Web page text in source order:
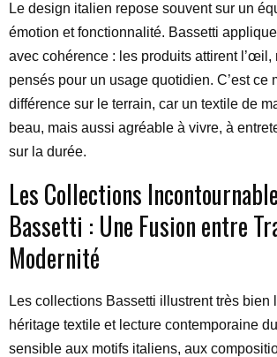
Le design italien repose souvent sur un
émotion et fonctionnalité. Bassetti
avec cohérence : les produits attirent l’œil,
pensés pour un usage quotidien. C’est ce
différence sur le terrain, car un textile de
beau, mais aussi agréable à vivre, à
sur la durée.
Les Collections
Bassetti : Une Fusion entre
Modernité
Les collections Bassetti illustrent très bien
héritage textile et lecture contemporaine
sensible aux motifs italiens, aux